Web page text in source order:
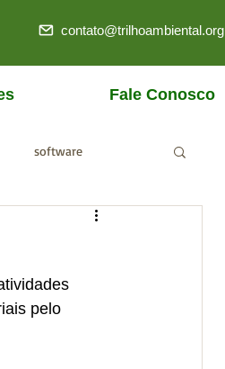
contato@trilhoambiental.org
Fale Conosco
software
pelo